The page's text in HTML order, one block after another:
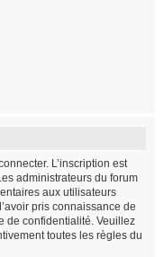
L’inscription est
administrateurs du forum
aux utilisateurs
pris connaissance de
de confidentialité. Veuillez
toutes les règles du